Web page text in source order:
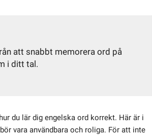
att snabbt memorera ord på
i ditt tal.
du lär dig engelska ord korrekt. Här är i
vara användbara och roliga. För att inte